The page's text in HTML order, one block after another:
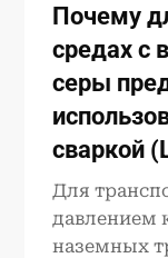
Почему
средах с
серы
сваркой
Для
давлением
наземных